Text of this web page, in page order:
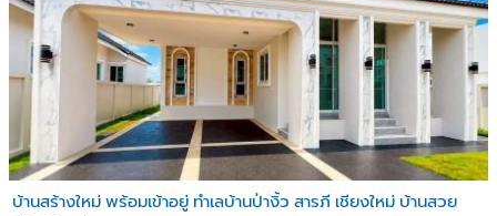
บ้านสร้างใหม่ พร้อมเข้าอยู่ ทำเลบ้านป่างิ้ว สารภี เชียงใหม่ บ้านสวย